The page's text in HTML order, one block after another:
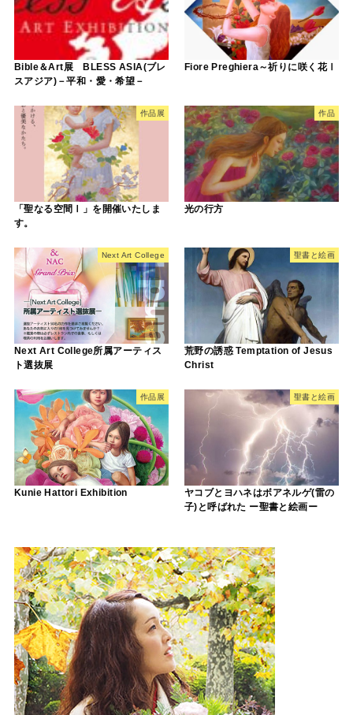
Bible＆Art展 BLESS ASIA(ブレ
スアジア)－平和・愛・希望－
Fiore Preghiera～祈りに咲く花Ⅰ
作品展
「聖なる空間Ⅰ」を開催いたしま
す。
作品
光の行方
Next Art College
Next Art College所属アーティス
ト選抜展
聖書と絵画
荒野の誘惑 Temptation of Jesus
Christ
作品展
Kunie Hattori Exhibition
聖書と絵画
ヤコブとヨハネはボアネルゲ(雷の
子)と呼ばれた ー聖書と絵画ー